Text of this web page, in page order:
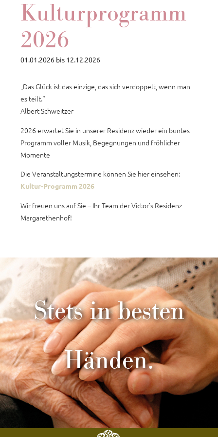
Kulturprogramm
2026
01.01.2026 bis 12.12.2026
„Das Glück ist das einzige, das sich verdoppelt, wenn man
es teilt.“
Albert Schweitzer
2026 erwartet Sie in unserer Residenz wieder ein buntes
Programm voller Musik, Begegnungen und fröhlicher
Momente
Die Veranstaltungstermine können Sie hier einsehen:
Kultur-Programm 2026
Wir freuen uns auf Sie – Ihr Team der Victor’s Residenz
Margarethenhof!
Stets in besten
Händen.